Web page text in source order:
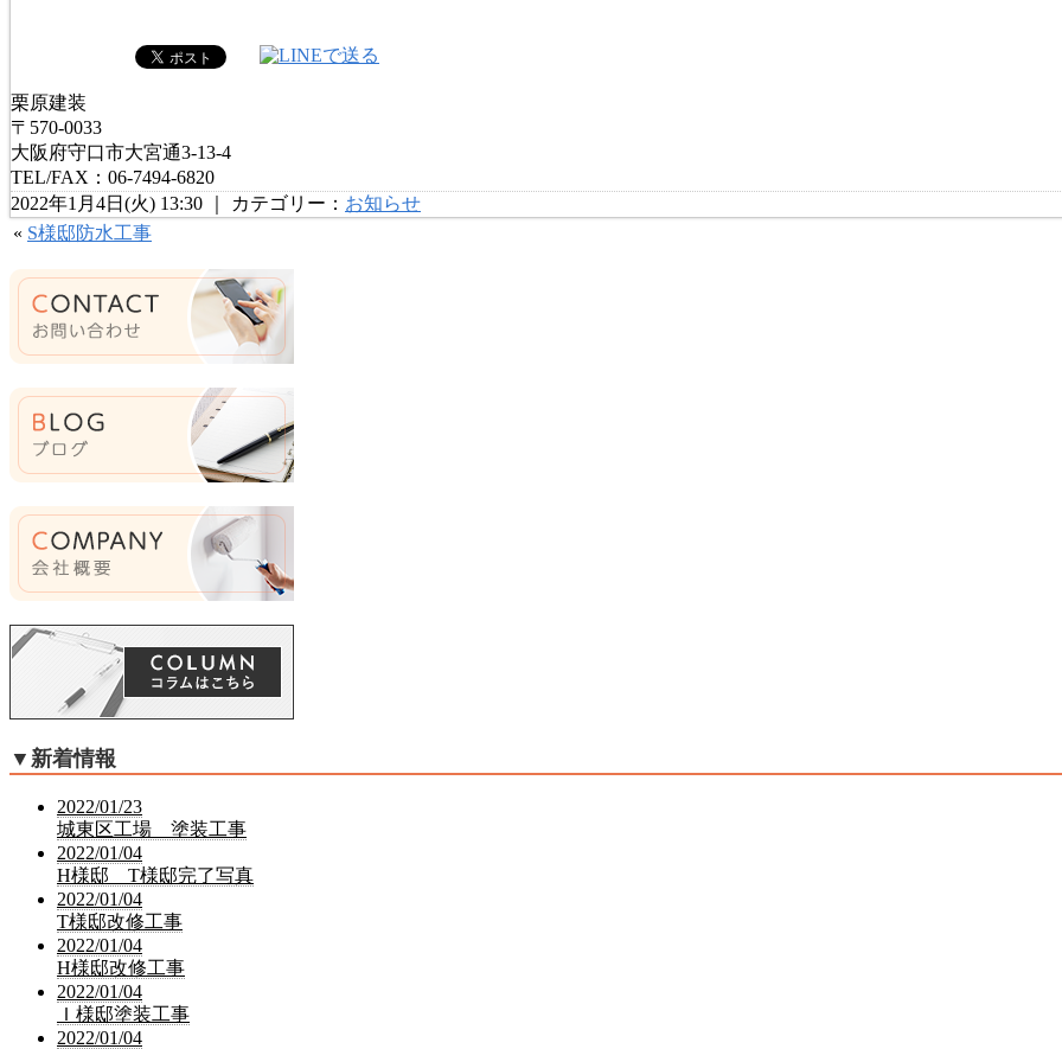
栗原建装
〒570-0033
大阪府守口市大宮通3-13-4
TEL/FAX：06-7494-6820
2022年1月4日(火) 13:30 ｜ カテゴリー： お知らせ
« S様邸防水工事
▼ 新着情報
2022/01/23
城東区工場 塗装工事
2022/01/04
H様邸 T様邸完了写真
2022/01/04
T様邸改修工事
2022/01/04
H様邸改修工事
2022/01/04
Ｉ様邸塗装工事
2022/01/04